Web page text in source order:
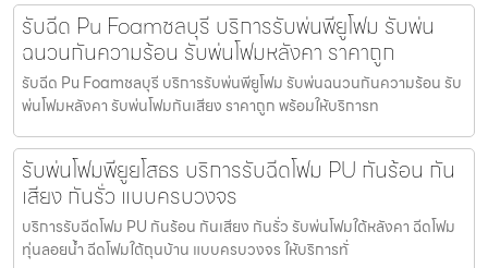
รับฉีด Pu Foamชลบุรี บริการรับพ่นพียูโฟม รับพ่น
ฉนวนกันความร้อน รับพ่นโฟมหลังคา ราคาถูก
รับฉีด Pu Foamชลบุรี บริการรับพ่นพียูโฟม รับพ่นฉนวนกันความร้อน รับ
พ่นโฟมหลังคา รับพ่นโฟมกันเสียง ราคาถูก พร้อมให้บริการท
รับพ่นโฟมพียูยโสธร บริการรับฉีดโฟม PU กันร้อน กัน
เสียง กันรั่ว แบบครบวงจร
บริการรับฉีดโฟม PU กันร้อน กันเสียง กันรั่ว รับพ่นโฟมใต้หลังคา ฉีดโฟม
ทุ่นลอยน้ำ ฉีดโฟมใต้ถุนบ้าน แบบครบวงจร ให้บริการทั่